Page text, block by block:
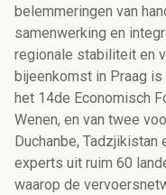
belemmeringen van
samenwerking en
regionale stabiliteit en
bijeenkomst in Praag
het 14de Economisch
Wenen, en van twee
Duchanbe,
experts uit ruim 60
waarop de